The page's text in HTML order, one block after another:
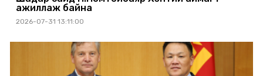
ажиллаж байна
2026-07-31 13:11:00